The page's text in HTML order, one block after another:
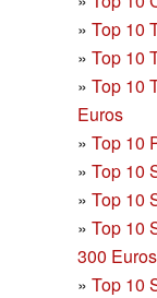
» Top 10
» Top 10
» Top 10
Euros
» Top 10
» Top 10
» Top 10
» Top 10
300 Euros
» Top 10